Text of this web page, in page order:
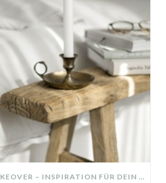
SCHLAFZIMMER MAKEOVER – INSPIRATION FÜR DEIN SCHLAFZIMMER: AUS ALT MACH NEU – HELL, GEMÜTLICH UND EINLADEND